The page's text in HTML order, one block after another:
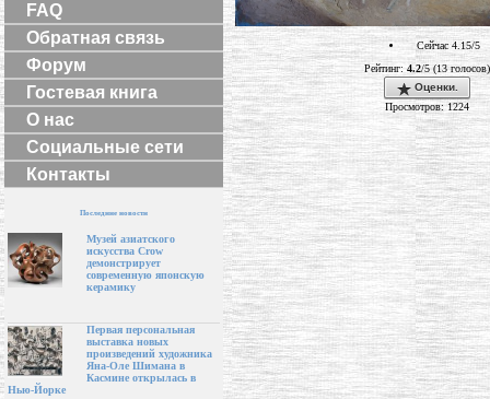
FAQ
Обратная связь
Форум
Гостевая книга
О нас
Социальные сети
Контакты
Последние новости
Музей азиатского
искусства Crow
демонстрирует
современную японскую
керамику
Первая персональная
выставка новых
произведений художника
Яна-Оле Шимана в
Касмине открылась в
Нью-Йорке
Сейчас 4.15/5
Рейтинг: 4.2/5 (13 голосов)
Оценки.
Просмотров: 1224